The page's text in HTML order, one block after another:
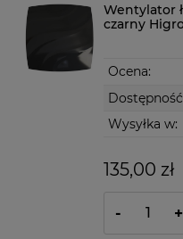
Wentylator
czarny
Ocena:
Wysyłka w:
135,00 zł
- +